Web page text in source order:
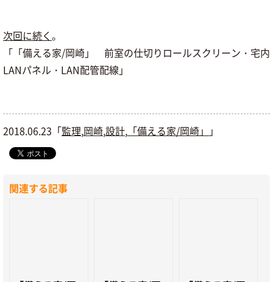
次回に続く 。
「「備える家/岡崎」 前室の仕切りロールスクリーン・宅内
LANパネル・LAN配管配線」
2018.06.23「監理,岡崎,設計, 「備える家/岡崎」 」
関連する記事